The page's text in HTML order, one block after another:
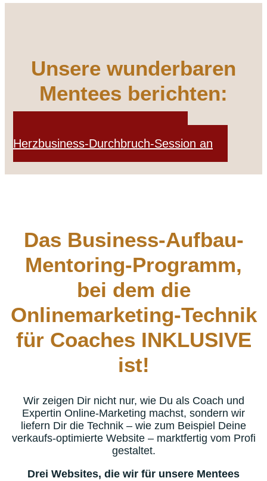
Unsere wunderbaren
Mentees berichten:
Herzbusiness-Durchbruch-Session an
Das Business-Aufbau-
Mentoring-Programm,
bei dem die
Onlinemarketing-Technik
für Coaches INKLUSIVE
ist!
Wir zeigen Dir nicht nur, wie Du als Coach und
Expertin Online-Marketing machst, sondern wir
liefern Dir die Technik – wie zum Beispiel Deine
verkaufs-optimierte Website – marktfertig vom Profi
gestaltet.
Drei Websites, die wir für unsere Mentees